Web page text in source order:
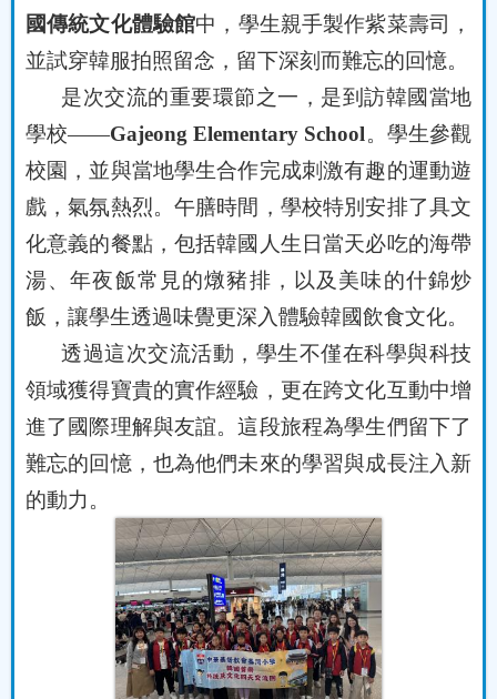
國傳統文化體驗館中，學生親手製作紫菜壽司，
並試穿韓服拍照留念，留下深刻而難忘的回憶。
是次交流的重要環節之一，是到訪韓國當地
學校——Gajeong Elementary School。學生參觀
校園，並與當地學生合作完成刺激有趣的運動遊
戲，氣氛熱烈。午膳時間，學校特別安排了具文
化意義的餐點，包括韓國人生日當天必吃的海帶
湯、年夜飯常見的燉豬排，以及美味的什錦炒
飯，讓學生透過味覺更深入體驗韓國飲食文化。
透過這次交流活動，學生不僅在科學與科技
領域獲得寶貴的實作經驗，更在跨文化互動中增
進了國際理解與友誼。這段旅程為學生們留下了
難忘的回憶，也為他們未來的學習與成長注入新
的動力。